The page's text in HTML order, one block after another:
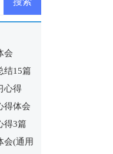
会
结15篇
心得
得体会
得3篇
会(通用